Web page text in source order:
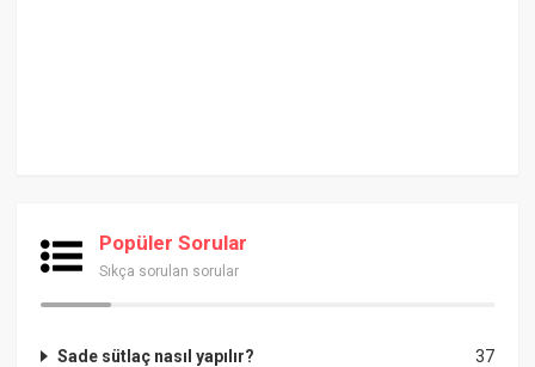
Popüler Sorular
Sıkça sorulan sorular
37
Sade sütlaç nasıl yapılır?